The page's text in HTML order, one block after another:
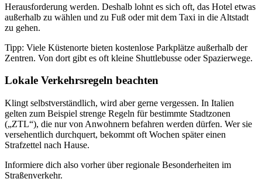
Herausforderung werden. Deshalb lohnt es sich oft, das Hotel etwas
außerhalb zu wählen und zu Fuß oder mit dem Taxi in die Altstadt
zu gehen.
Tipp: Viele Küstenorte bieten kostenlose Parkplätze außerhalb der
Zentren. Von dort gibt es oft kleine Shuttlebusse oder Spazierwege.
Lokale Verkehrsregeln beachten
Klingt selbstverständlich, wird aber gerne vergessen. In Italien
gelten zum Beispiel strenge Regeln für bestimmte Stadtzonen
(„ZTL“), die nur von Anwohnern befahren werden dürfen. Wer sie
versehentlich durchquert, bekommt oft Wochen später einen
Strafzettel nach Hause.
Informiere dich also vorher über regionale Besonderheiten im
Straßenverkehr.